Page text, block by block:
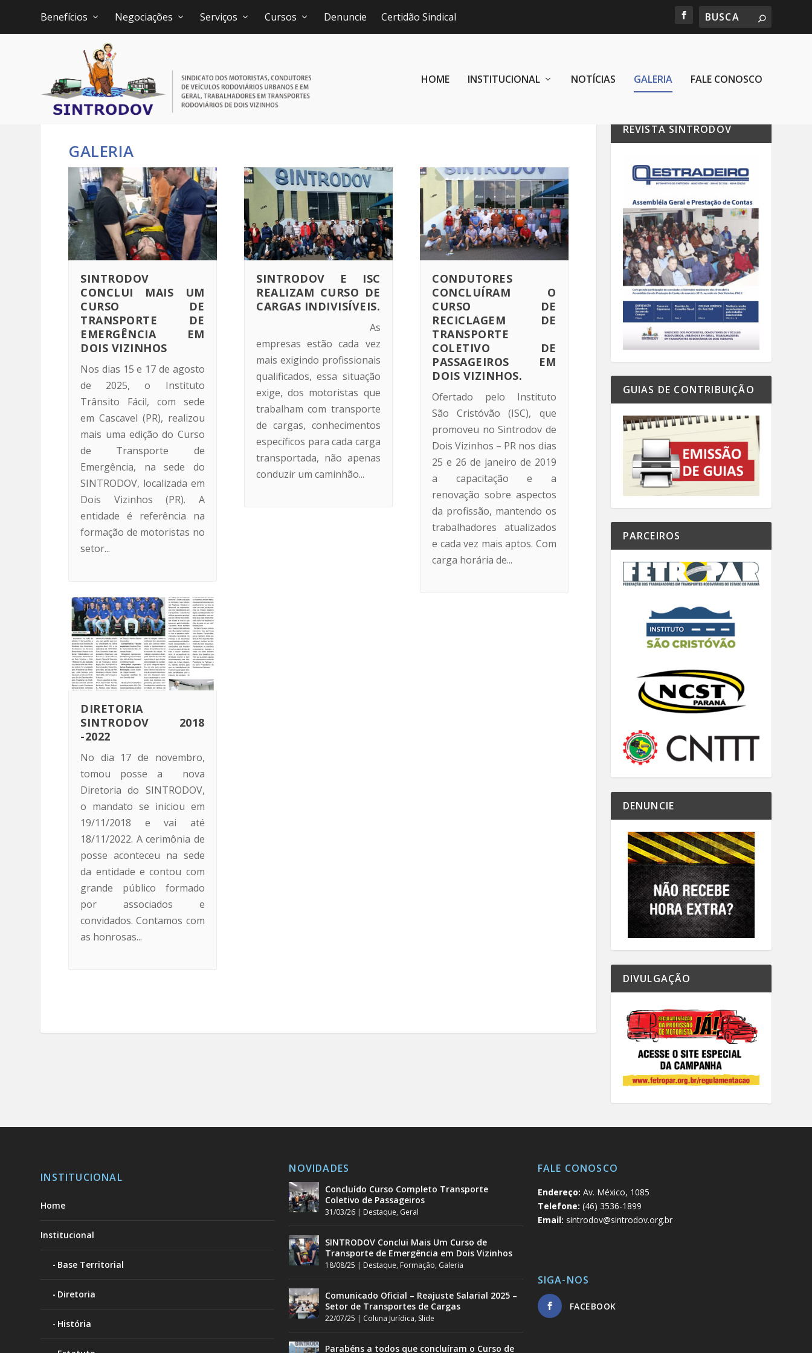
Benefícios Negociações Serviços Cursos Denuncie Certidão Sindical
HOME INSTITUCIONAL NOTÍCIAS GALERIA FALE CONOSCO
GALERIA
SINTRODOV
CONCLUI MAIS UM
CURSO DE
TRANSPORTE DE
EMERGÊNCIA EM
DOIS VIZINHOS
Nos dias 15 e 17 de agosto
de 2025, o Instituto
Trânsito Fácil, com sede
em Cascavel (PR), realizou
mais uma edição do Curso
de Transporte de
Emergência, na sede do
SINTRODOV, localizada em
Dois Vizinhos (PR). A
entidade é referência na
formação de motoristas no
setor...
DIRETORIA
SINTRODOV 2018
-2022
No dia 17 de novembro,
tomou posse a nova
Diretoria do SINTRODOV,
o mandato se iniciou em
19/11/2018 e vai até
18/11/2022. A cerimônia de
posse aconteceu na sede
da entidade e contou com
grande público formado
por associados e
convidados. Contamos com
as honrosas...
SINTRODOV E ISC
REALIZAM CURSO DE
CARGAS INDIVISÍVEIS.
As
empresas estão cada vez
mais exigindo profissionais
qualificados, essa situação
exige, dos motoristas que
trabalham com transporte
de cargas, conhecimentos
específicos para cada carga
transportada, não apenas
conduzir um caminhão...
CONDUTORES
CONCLUÍRAM O
CURSO DE
RECICLAGEM DE
TRANSPORTE
COLETIVO DE
PASSAGEIROS EM
DOIS VIZINHOS.
Ofertado pelo Instituto
São Cristóvão (ISC), que
promoveu no Sintrodov de
Dois Vizinhos – PR nos dias
25 e 26 de janeiro de 2019
a capacitação e a
renovação sobre aspectos
da profissão, mantendo os
trabalhadores atualizados
e cada vez mais aptos. Com
carga horária de...
REVISTA SINTRODOV
GUIAS DE CONTRIBUIÇÃO
PARCEIROS
DENUNCIE
DIVULGAÇÃO
INSTITUCIONAL
Home
Institucional
Base Territorial
Diretoria
História
NOVIDADES
Concluído Curso Completo Transporte
Coletivo de Passageiros
31/03/26 | Destaque, Geral
SINTRODOV Conclui Mais Um Curso de
Transporte de Emergência em Dois Vizinhos
18/08/25 | Destaque, Formação, Galeria
Comunicado Oficial – Reajuste Salarial 2025 –
Setor de Transportes de Cargas
22/07/25 | Coluna Jurídica, Slide
Parabéns a todos que concluíram o Curso de
FALE CONOSCO
Endereço: Av. México, 1085
Telefone: (46) 3536-1899
Email: sintrodov@sintrodov.org.br
SIGA-NOS
FACEBOOK